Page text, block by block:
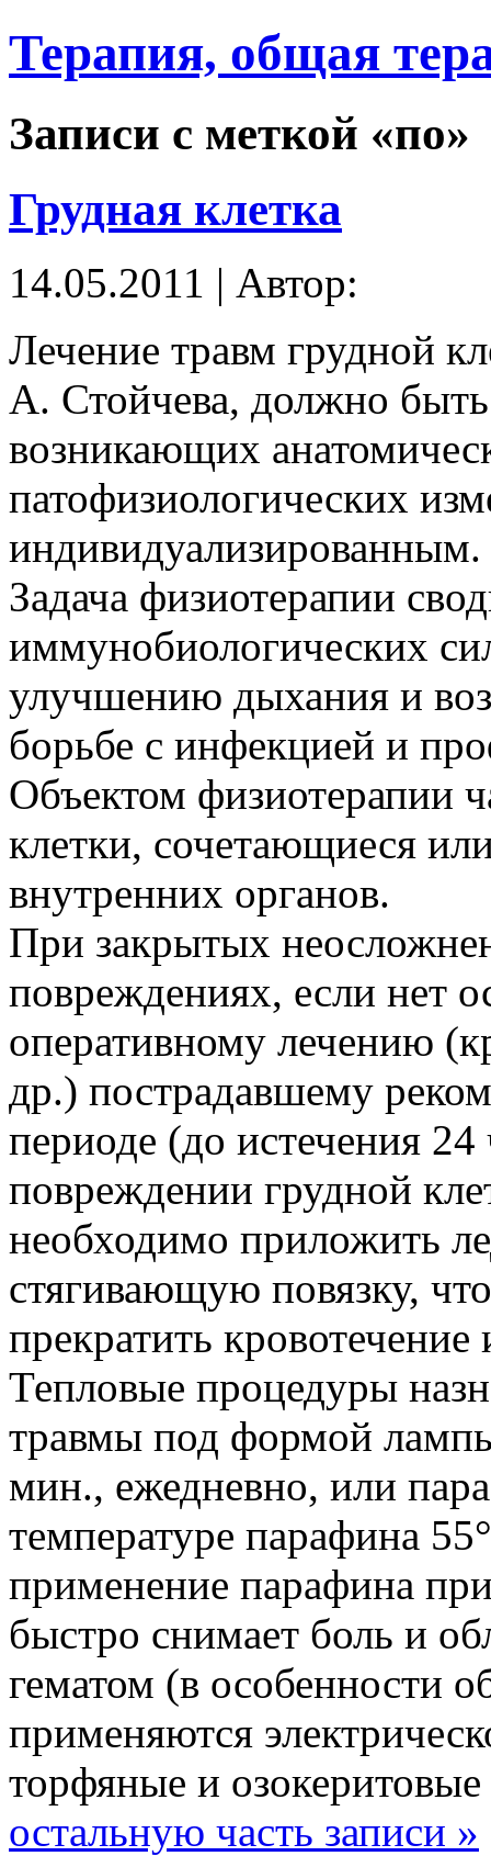
Терапия, общая
Записи с меткой «по»
Грудная клетка
14.05.2011 | Автор:
Лечение травм грудной
А. Стойчева, должно
возникающих
патофизиологических
индивидуализированным.
Задача физиотерапии
иммунобиологических
улучшению дыхания и
борьбе с инфекцией и
Объектом физиотерапии
клетки, сочетающиеся
внутренних органов.
При закрытых
повреждениях, если нет
оперативному лечению
др.) пострадавшему
периоде (до истечения
повреждении грудной
необходимо приложить
стягивающую повязку,
прекратить
Тепловые процедуры
травмы под формой
мин., ежедневно, или
температуре парафина
применение парафина
быстро снимает боль и
гематом (в особенности
применяются
торфяные и
остальную часть записи »